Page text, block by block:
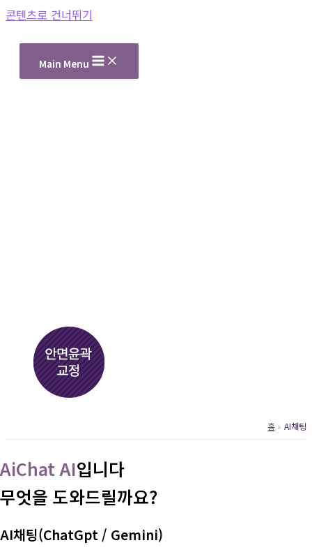
콘텐츠로 건너뛰기
Main Menu
홈 AI채팅
AiChat AI입니다
무엇을 도와드릴까요?
AI채팅(ChatGpt / Gemini)